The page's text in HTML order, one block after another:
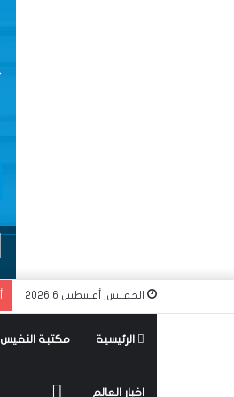
الخميس, أغسطس 6 2026
الرئيسية مكتبة النفيس
اخبار العالم